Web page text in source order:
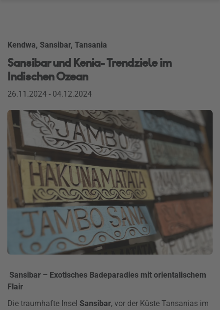
Kendwa, Sansibar, Tansania
Sansibar und Kenia- Trendziele im
Indischen Ozean
26.11.2024 - 04.12.2024
Sansibar – Exotisches Badeparadies mit orientalischem
Flair
Die traumhafte Insel Sansibar, vor der Küste Tansanias im